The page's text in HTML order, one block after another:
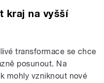
kraj na vyšší
transformace se chce
posunout. Na
mohly vzniknout nové